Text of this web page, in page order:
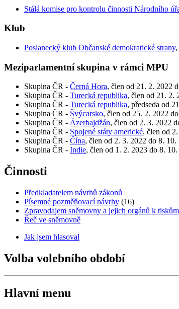
Stálá komise pro kontrolu činnosti Národního
Klub
Poslanecký klub Občanské demokratické strany,
Meziparlamentní skupina v rámci MPU
Skupina ČR - Černá Hora, člen od 21. 2. 2022
Skupina ČR - Turecká republika, člen od 21. 2.
Skupina ČR - Turecká republika, předseda od
Skupina ČR - Švýcarsko, člen od 25. 2. 2022
Skupina ČR - Ázerbajdžán, člen od 2. 3. 2022
Skupina ČR - Spojené státy americké, člen od
Skupina ČR - Čína, člen od 2. 3. 2022 do 8. 10.
Skupina ČR - Indie, člen od 1. 2. 2023 do 8.
Činnosti
Předkladatelem návrhů zákonů
Písemné pozměňovací návrhy (16)
Zpravodajem sněmovny a jejich orgánů k tiskům
Řeč ve sněmovně
Jak jsem hlasoval
Volba volebního období
Hlavní menu